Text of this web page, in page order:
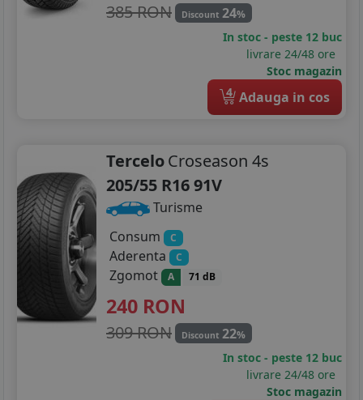
385 RON Discount 24%
In stoc - peste 12 buc
livrare 24/48 ore
Stoc magazin
4 Adauga in cos
TerceloCroseason 4s
205/55 R16 91V
Turisme
Consum
C
Aderenta C
Zgomot A 71 dB
240 RON
309 RON Discount 22%
In stoc - peste 12 buc
livrare 24/48 ore
Stoc magazin